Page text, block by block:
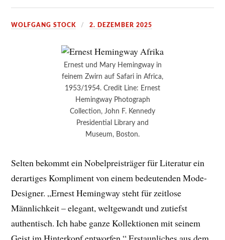
WOLFGANG STOCK 2. DEZEMBER 2025
Ernest und Mary Hemingway in
feinem Zwirn auf Safari in Africa,
1953/1954. Credit Line: Ernest
Hemingway Photograph
Collection, John F. Kennedy
Presidential Library and
Museum, Boston.
Selten bekommt ein Nobelpreisträger für Literatur ein
derartiges Kompliment von einem bedeutenden Mode-
Designer. „Ernest Hemingway steht für zeitlose
Männlichkeit – elegant, weltgewandt und zutiefst
authentisch. Ich habe ganze Kollektionen mit seinem